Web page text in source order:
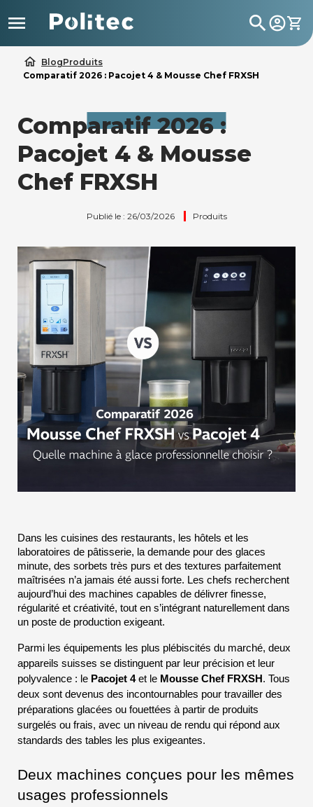
 search
home BlogProduits
Comparatif 2026 : Pacojet 4 & Mousse Chef FRXSH
Comparatif 2026 :
Pacojet 4 & Mousse
Chef FRXSH
Publié le : 26/03/2026 Produits
Dans les cuisines des restaurants, les hôtels et les
laboratoires de pâtisserie, la demande pour des glaces
minute, des sorbets très purs et des textures parfaitement
maîtrisées n’a jamais été aussi forte. Les chefs recherchent
aujourd’hui des machines capables de délivrer finesse,
régularité et créativité, tout en s’intégrant naturellement dans
un poste de production exigeant.
Parmi les équipements les plus plébiscités du marché, deux
appareils suisses se distinguent par leur précision et leur
polyvalence : le Pacojet 4 et le Mousse Chef FRXSH . Tous
deux sont devenus des incontournables pour travailler des
préparations glacées ou fouettées à partir de produits
surgelés ou frais, avec un niveau de rendu qui répond aux
standards des tables les plus exigeantes.
Deux machines conçues pour les mêmes
usages professionnels